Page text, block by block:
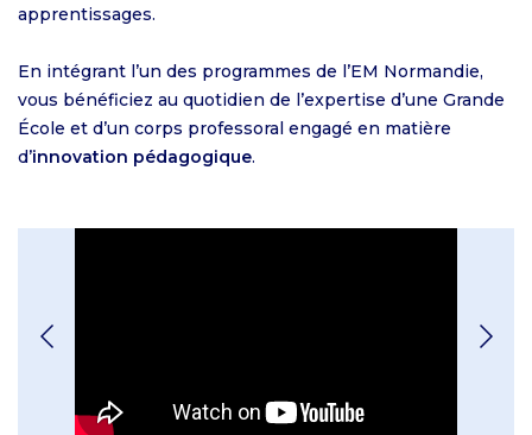
apprentissages.
En intégrant l’un des programmes de l’EM Normandie,
vous bénéficiez au quotidien de l’expertise d’une Grande
École et d’un corps professoral engagé en matière
d’innovation pédagogique.